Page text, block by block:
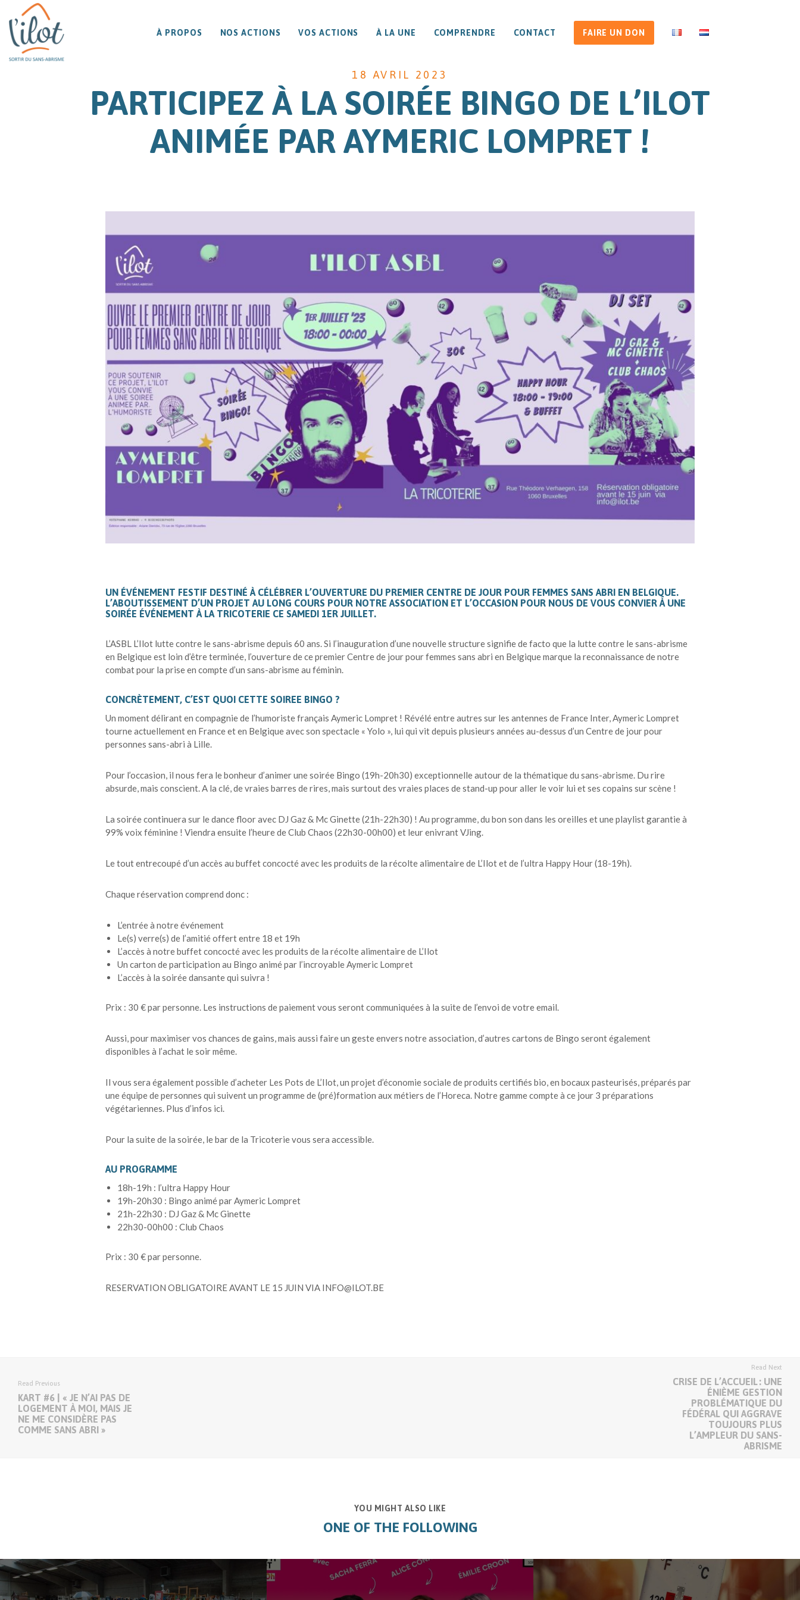
À PROPOS NOS ACTIONS VOS ACTIONS À LA UNE COMPRENDRE CONTACT FAIRE UN DON
18 AVRIL 2023
PARTICIPEZ À LA SOIRÉE BINGO DE L’ILOT
ANIMÉE PAR AYMERIC LOMPRET !
UN ÉVÉNEMENT FESTIF DESTINÉ À CÉLÉBRER L’OUVERTURE DU PREMIER CENTRE DE JOUR POUR FEMMES SANS ABRI EN BELGIQUE.
L’ABOUTISSEMENT D’UN PROJET AU LONG COURS POUR NOTRE ASSOCIATION ET L’OCCASION POUR NOUS DE VOUS CONVIER À UNE
SOIRÉE ÉVÉNEMENT À LA TRICOTERIE CE SAMEDI 1ER JUILLET.
L’ASBL L’Ilot lutte contre le sans-abrisme depuis 60 ans. Si l’inauguration d’une nouvelle structure signifie de facto que la lutte contre le sans-abrisme
en Belgique est loin d’être terminée, l’ouverture de ce premier Centre de jour pour femmes sans abri en Belgique marque la reconnaissance de notre
combat pour la prise en compte d’un sans-abrisme au féminin.
CONCRÈTEMENT, C’EST QUOI CETTE SOIREE BINGO ?
Un moment délirant en compagnie de l’humoriste français Aymeric Lompret ! Révélé entre autres sur les antennes de France Inter, Aymeric Lompret
tourne actuellement en France et en Belgique avec son spectacle « Yolo », lui qui vit depuis plusieurs années au-dessus d’un Centre de jour pour
personnes sans-abri à Lille.
Pour l’occasion, il nous fera le bonheur d’animer une soirée Bingo (19h-20h30) exceptionnelle autour de la thématique du sans-abrisme. Du rire
absurde, mais conscient. A la clé, de vraies barres de rires, mais surtout des vraies places de stand-up pour aller le voir lui et ses copains sur scène !
La soirée continuera sur le dance floor avec DJ Gaz & Mc Ginette (21h-22h30) ! Au programme, du bon son dans les oreilles et une playlist garantie à
99% voix féminine ! Viendra ensuite l’heure de Club Chaos (22h30-00h00) et leur enivrant VJing.
Le tout entrecoupé d’un accès au buffet concocté avec les produits de la récolte alimentaire de L’Ilot et de l’ultra Happy Hour (18-19h).
Chaque réservation comprend donc :
L’entrée à notre événement
Le(s) verre(s) de l’amitié offert entre 18 et 19h
L’accès à notre buffet concocté avec les produits de la récolte alimentaire de L’Ilot
Un carton de participation au Bingo animé par l’incroyable Aymeric Lompret
L’accès à la soirée dansante qui suivra !
Prix : 30 € par personne. Les instructions de paiement vous seront communiquées à la suite de l’envoi de votre email.
Aussi, pour maximiser vos chances de gains, mais aussi faire un geste envers notre association, d’autres cartons de Bingo seront également
disponibles à l’achat le soir même.
Il vous sera également possible d’acheter Les Pots de L’Ilot, un projet d’économie sociale de produits certifiés bio, en bocaux pasteurisés, préparés par
une équipe de personnes qui suivent un programme de (pré)formation aux métiers de l’Horeca. Notre gamme compte à ce jour 3 préparations
végétariennes. Plus d’infos ici.
Pour la suite de la soirée, le bar de la Tricoterie vous sera accessible.
AU PROGRAMME
18h-19h : l’ultra Happy Hour
19h-20h30 : Bingo animé par Aymeric Lompret
21h-22h30 : DJ Gaz & Mc Ginette
22h30-00h00 : Club Chaos
Prix : 30 € par personne.
RESERVATION OBLIGATOIRE AVANT LE 15 JUIN VIA INFO@ILOT.BE
Read Previous
KART #6 | « JE N’AI PAS DE
LOGEMENT À MOI, MAIS JE
NE ME CONSIDÈRE PAS
COMME SANS ABRI »
Read Next
CRISE DE L’ACCUEIL : UNE
ÉNIÈME GESTION
PROBLÉMATIQUE DU
FÉDÉRAL QUI AGGRAVE
TOUJOURS PLUS
L’AMPLEUR DU SANS-
ABRISME
YOU MIGHT ALSO LIKE
ONE OF THE FOLLOWING